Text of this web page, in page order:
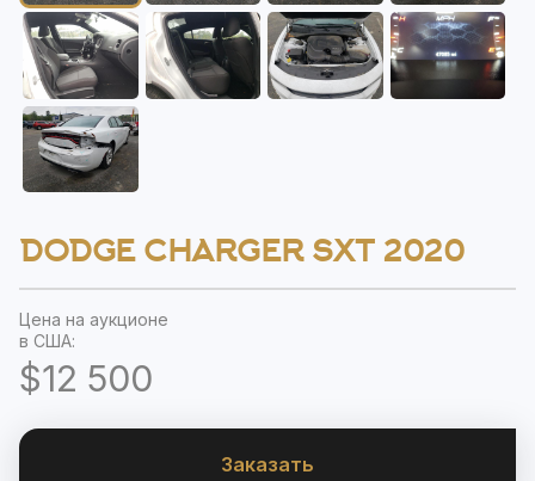
DODGE CHARGER SXT 2020
Цена на аукционе
в США:
$12 500
Заказать